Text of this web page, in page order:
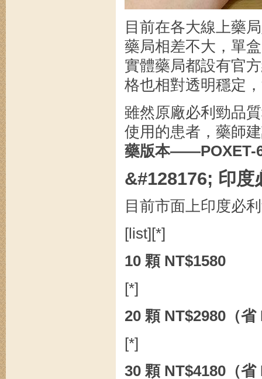
目前在各大線上藥
藥局相差不大，單
實體藥局都設有官
格也相對透明穩定
雖然原廠必利勁品
使用的患者，藥師
藥版本——POXET-
&#128176; 印度
目前市面上印度必
[list][*]
10 顆 NT$1580
[*]
20 顆 NT$2980（省
[*]
30 顆 NT$4180（省